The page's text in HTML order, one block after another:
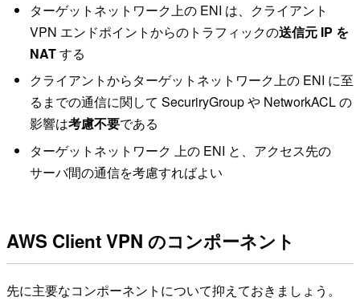
ターゲットネットワーク上の ENI は、クライアント
VPN エンドポイントからのトラフィックの送信元 IP を
NATする
クライアントからターゲットネットワーク上の ENI に至
るまでの通信に関して SecuriryGroup や NetworkACL の
影響は考慮不要である
ターゲットネットワーク 上の ENI と、アクセス先の
サーバ間の通信を考慮すればよい
AWS Client VPN のコンポーネント
先に主要なコンポーネントについて抑えておきましょう。